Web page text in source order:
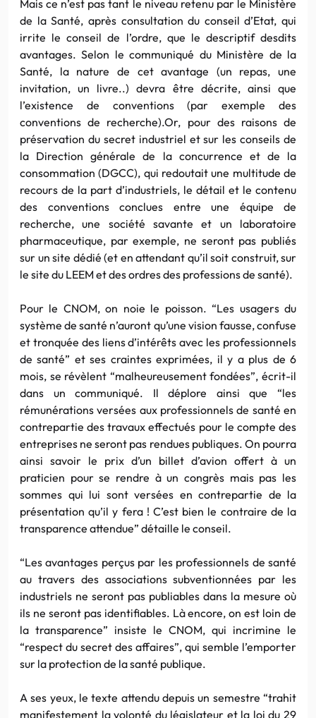
Mais ce n’est pas tant le niveau retenu par le Ministère
de la Santé, après consultation du conseil d’Etat, qui
irrite le conseil de l’ordre, que le descriptif desdits
avantages. Selon le communiqué du Ministère de la
Santé, la nature de cet avantage (un repas, une
invitation, un livre..) devra être décrite, ainsi que
l’existence de conventions (par exemple des
conventions de recherche).Or, pour des raisons de
préservation du secret industriel et sur les conseils de
la Direction générale de la concurrence et de la
consommation (DGCC), qui redoutait une multitude de
recours de la part d’industriels, le détail et le contenu
des conventions conclues entre une équipe de
recherche, une société savante et un laboratoire
pharmaceutique, par exemple, ne seront pas publiés
sur un site dédié (et en attendant qu’il soit construit, sur
le site du LEEM et des ordres des professions de santé).
Pour le CNOM, on noie le poisson. “Les usagers du
système de santé n’auront qu’une vision fausse, confuse
et tronquée des liens d’intérêts avec les professionnels
de santé” et ses craintes exprimées, il y a plus de 6
mois, se révèlent “malheureusement fondées”, écrit-il
dans un communiqué. Il déplore ainsi que “les
rémunérations versées aux professionnels de santé en
contrepartie des travaux effectués pour le compte des
entreprises ne seront pas rendues publiques. On pourra
ainsi savoir le prix d’un billet d’avion offert à un
praticien pour se rendre à un congrès mais pas les
sommes qui lui sont versées en contrepartie de la
présentation qu’il y fera ! C’est bien le contraire de la
transparence attendue” détaille le conseil.
“Les avantages perçus par les professionnels de santé
au travers des associations subventionnées par les
industriels ne seront pas publiables dans la mesure où
ils ne seront pas identifiables. Là encore, on est loin de
la transparence” insiste le CNOM, qui incrimine le
“respect du secret des affaires”, qui semble l’emporter
sur la protection de la santé publique.
A ses yeux, le texte attendu depuis un semestre “trahit
manifestement la volonté du législateur et la loi du 29